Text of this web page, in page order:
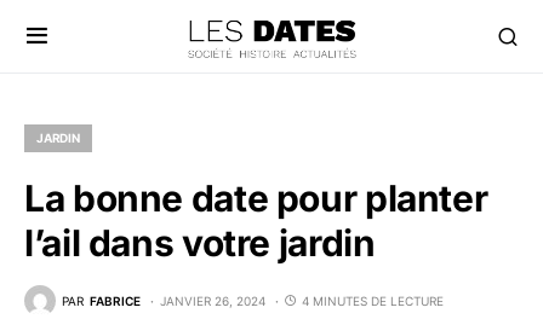
JARDIN
La bonne date pour planter
l’ail dans votre jardin
PAR FABRICE JANVIER 26, 2024 4 MINUTES DE LECTURE